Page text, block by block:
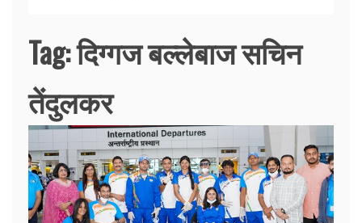
Tag:दिग्गज बल्लेबाज सचिन
तेंदुलकर